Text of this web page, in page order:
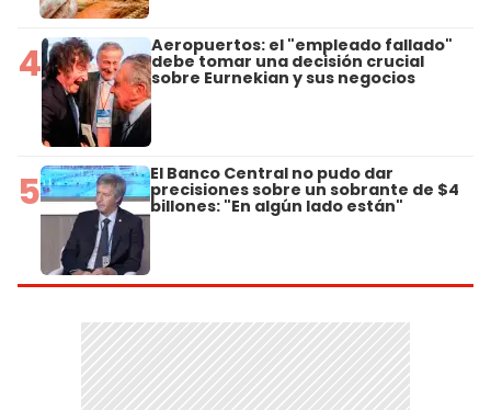
4 Aeropuertos: el "empleado fallado"
debe tomar una decisión crucial
sobre Eurnekian y sus negocios
5 El Banco Central no pudo dar
precisiones sobre un sobrante de $4
billones: "En algún lado están"